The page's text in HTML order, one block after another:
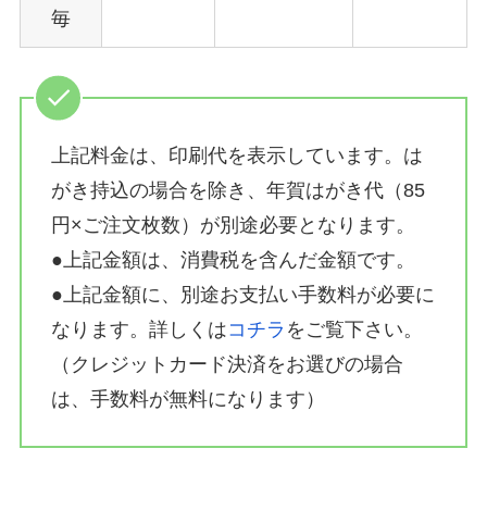
毎
上記料金は、印刷代を表示しています。は
がき持込の場合を除き、年賀はがき代（85
円×ご注文枚数）が別途必要となります。
●上記金額は、消費税を含んだ金額です。
●上記金額に、別途お支払い手数料が必要に
なります。詳しくはコチラ をご覧下さい。
（クレジットカード決済をお選びの場合
は、手数料が無料になります）